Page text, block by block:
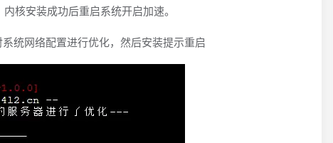
核安装成功后重启系统开启加速。
统网络配置进行优化，然后安装提示重启